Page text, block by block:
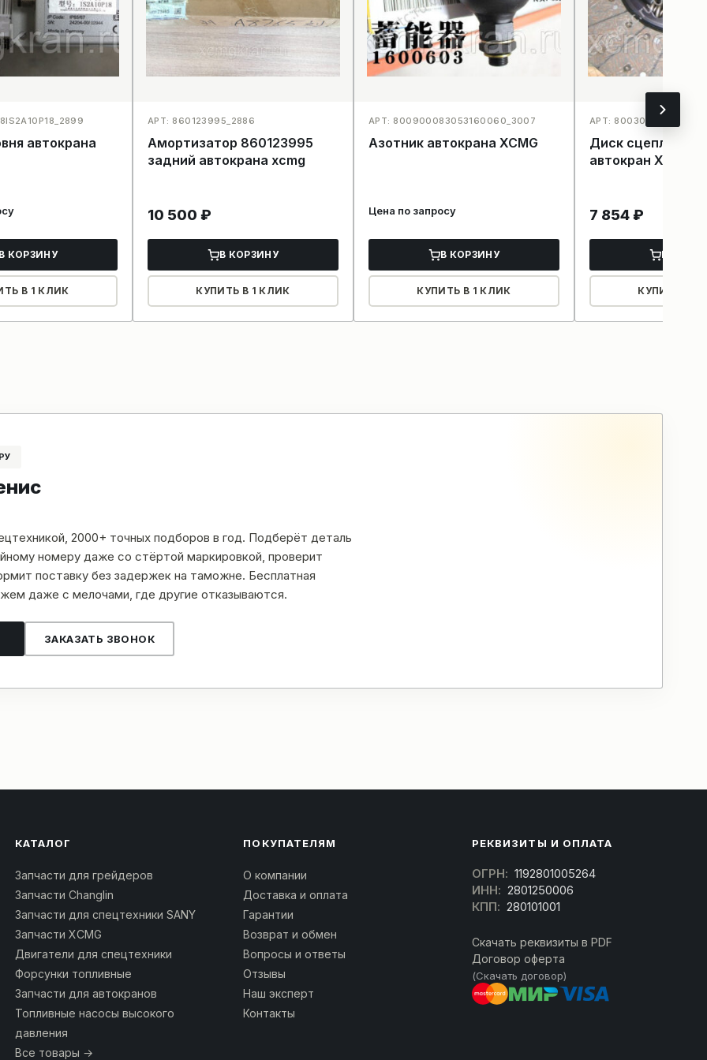
автокрана
КОРЗИНУ
В 1 КЛИК
АРТ: 860123995_2886
Амортизатор 860123995
задний автокрана xcmg
10 500 ₽
В КОРЗИНУ
КУПИТЬ В 1 КЛИК
АРТ: 800900083053160060_3007
Азотник автокрана XCMG
Цена по запросу
В КОРЗИНУ
КУПИТЬ В 1 КЛИК
АРТ: 800300895_3808
Диск сцепления
автокран XCMG
7 854₽
В
КУПИТЬ В 1
2000+ точных подборов в год. Подберёт деталь
номеру даже со стёртой маркировкой, проверит
поставку без задержек на таможне. Бесплатная
даже с мелочами, где другие отказываются.
ЗАКАЗАТЬ ЗВОНОК
КАТАЛОГ
Запчасти для грейдеров
Запчасти Changlin
Запчасти для спецтехники SANY
Запчасти XCMG
Двигатели для спецтехники
Форсунки топливные
Запчасти для автокранов
Топливные насосы высокого
давления
Все товары →
ПОКУПАТЕЛЯМ
О компании
Доставка и оплата
Гарантии
Возврат и обмен
Вопросы и ответы
Отзывы
Наш эксперт
Контакты
РЕКВИЗИТЫ И ОПЛАТА
ОГРН: 1192801005264
ИНН: 2801250006
КПП: 280101001
Скачать реквизиты в PDF
Договор оферта
(Скачать договор)